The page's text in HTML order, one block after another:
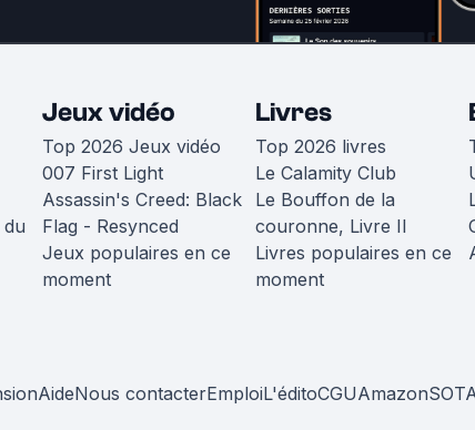
Jeux vidéo
Top 2026 Jeux vidéo
007 First Light
Assassin's Creed: Black
Flag - Resynced
Jeux populaires en ce
moment
Livres
Top 2026 livres
Le Calamity Club
Le Bouffon de la
couronne, Livre II
Livres populaires en ce
moment
AideNous contacterEmploiL'éditoCGUAmazon